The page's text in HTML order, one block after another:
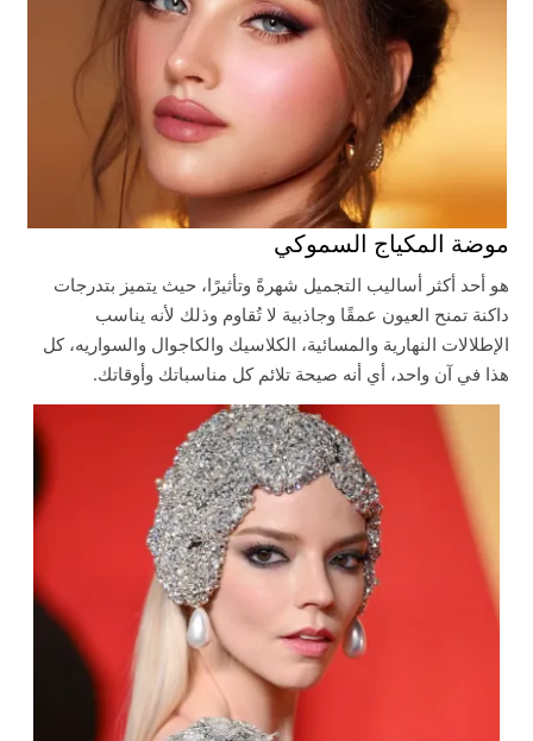
موضة المكياج السموكي
هو أحد أكثر أساليب التجميل شهرةً وتأثيرًا، حيث يتميز بتدرجات
داكنة تمنح العيون عمقًا وجاذبية لا تُقاوم وذلك لأنه يناسب
الإطلالات النهارية والمسائية، الكلاسيك والكاجوال والسواريه، كل
هذا في آن واحد، أي أنه صيحة تلائم كل مناسباتك وأوقاتك.